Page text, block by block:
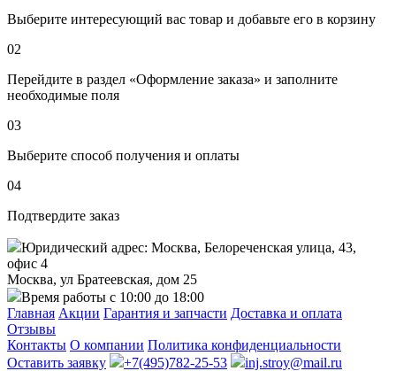
Выберите интересующий вас товар и добавьте его в корзину
02
Перейдите в раздел «Оформление заказа» и заполните
необходимые поля
03
Выберите способ получения и оплаты
04
Подтвердите заказ
Юридический адрес: Москва, Белореченская улица, 43,
офис 4
Москва, ул Братеевская, дом 25
Время работы с 10:00 до 18:00
Главная Акции Гарантия и запчасти Доставка и оплата
Отзывы
Контакты О компании Политика конфиденциальности
Оставить заявку
+7(495)782-25-53 inj.stroy@mail.ru